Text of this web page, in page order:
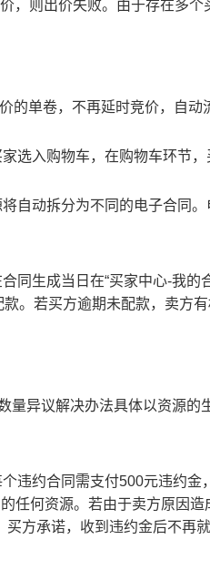
，则出价失败。由于存在多个
的单卷，不再延时竞价，自动
选入购物车，在购物车环节，
自动拆分为不同的电子合同。
同生成当日在“买家中心-我的
。若买方逾期未配款，卖方
量异议解决办法具体以资源的
违约合同需支付500元违约金
任何资源。若由于卖方原因造
方承诺，收到违约金后不再